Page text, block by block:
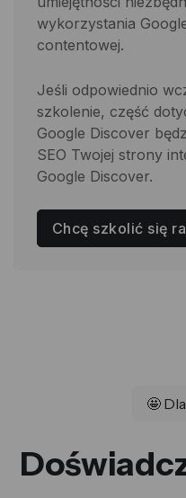
wykorzystania
contentowej.
Jeśli odpowiednio
szkolenie, część
Google Discover
SEO Twojej strony
Google Discover.
Chcę szkolić się
🤩